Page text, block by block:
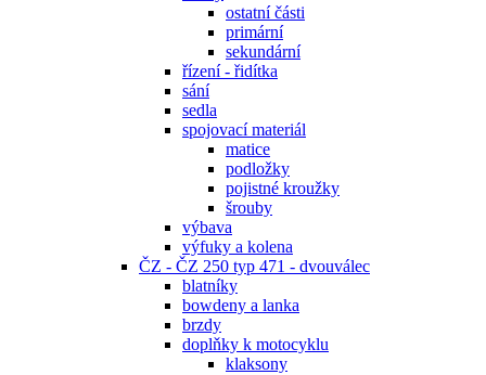
ostatní části
primární
sekundární
řízení - řidítka
sání
sedla
spojovací materiál
matice
podložky
pojistné kroužky
šrouby
výbava
výfuky a kolena
ČZ - ČZ 250 typ 471 - dvouválec
blatníky
bowdeny a lanka
brzdy
doplňky k motocyklu
klaksony